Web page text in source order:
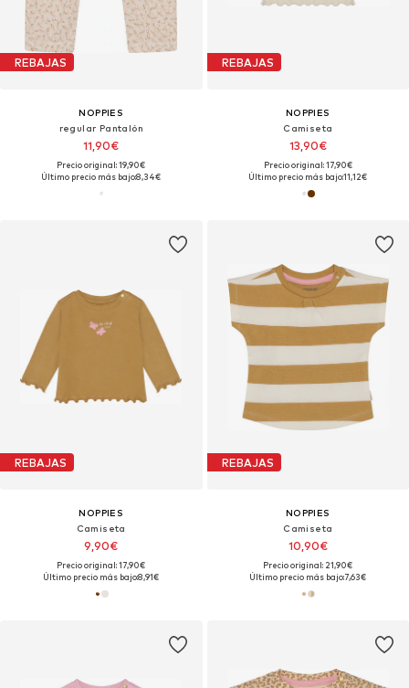
REBAJAS
NOPPIES
regular Pantalón
11,90€
Precio original: 19,90€
Último precio más bajo:8,34€
REBAJAS
NOPPIES
Camiseta
13,90€
Precio original: 17,90€
Último precio más bajo:11,12€
REBAJAS
NOPPIES
Camiseta
9,90€
Precio original: 17,90€
Último precio más bajo:8,91€
REBAJAS
NOPPIES
Camiseta
10,90€
Precio original: 21,90€
Último precio más bajo:7,63€